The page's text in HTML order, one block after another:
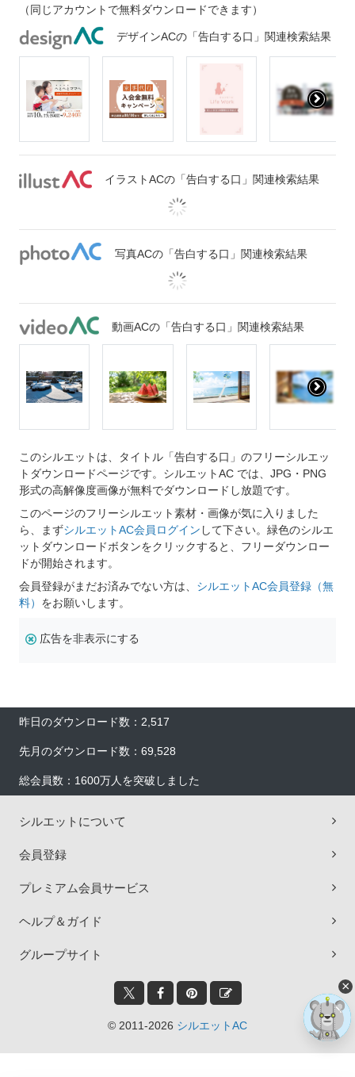
（同じアカウントで無料ダウンロードできます）
デザインACの「告白する口」関連検索結果
イラストACの「告白する口」関連検索結果
写真ACの「告白する口」関連検索結果
動画ACの「告白する口」関連検索結果
このシルエットは、タイトル「告白する口」のフリーシルエッ
トダウンロードページです。シルエットAC では、JPG・PNG
形式の高解像度画像が無料でダウンロードし放題です。
このページのフリーシルエット素材・画像が気に入りました
ら、まずシルエットAC会員ログイン して下さい。緑色のシルエ
ットダウンロードボタンをクリックすると、フリーダウンロー
ドが開始されます。
会員登録がまだお済みでない方は、 シルエットAC会員登録（無
料） をお願いします。
広告を非表示にする
昨日のダウンロード数：2,517
先月のダウンロード数：69,528
総会員数：1600万人を突破しました
シルエットについて
会員登録
プレミアム会員サービス
ヘルプ＆ガイド
グループサイト
© 2011-2026 シルエットAC
×